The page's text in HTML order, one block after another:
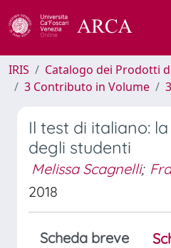
IRIS
Catalogo dei Prodotti
3 Contributo in Volume
Il test di italiano:
degli studenti
Melissa Scagnelli;
2018
Scheda breve